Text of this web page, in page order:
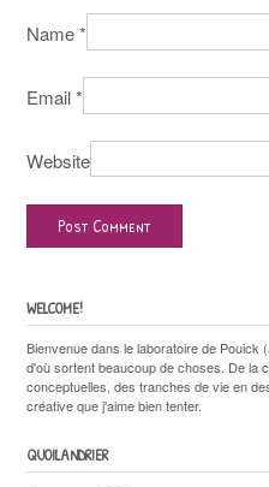
Name*
Email*
Website
WELCOME!
Bienvenue dans le laboratoire de
d'où sortent beaucoup de choses. De la
conceptuelles, des tranches de vie en
créative que j'aime bien tenter.
QUOILANDRIER